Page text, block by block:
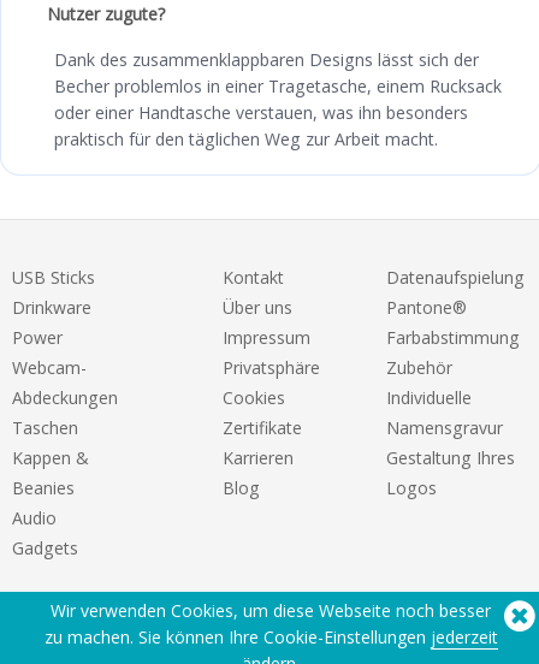
Nutzer zugute?
Dank des zusammenklappbaren Designs lässt sich der
Becher problemlos in einer Tragetasche, einem Rucksack
oder einer Handtasche verstauen, was ihn besonders
praktisch für den täglichen Weg zur Arbeit macht.
USB Sticks
Drinkware
Power
Webcam-
Abdeckungen
Taschen
Kappen &
Beanies
Audio
Gadgets
Kontakt
Über uns
Impressum
Privatsphäre
Cookies
Zertifikate
Karrieren
Blog
Datenaufspielung
Pantone®
Farbabstimmung
Zubehör
Individuelle
Namensgravur
Gestaltung Ihres
Logos
Wir verwenden Cookies, um diese Webseite noch besser
zu machen. Sie können Ihre Cookie-Einstellungen jederzeit